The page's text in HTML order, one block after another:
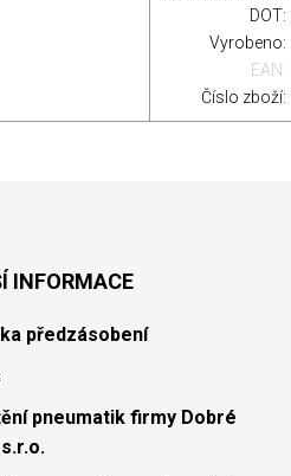
DOT:
Vyrobeno:
EAN:
Číslo zboží:
INFORMACE
předzásobení
pneumatik firmy Dobré